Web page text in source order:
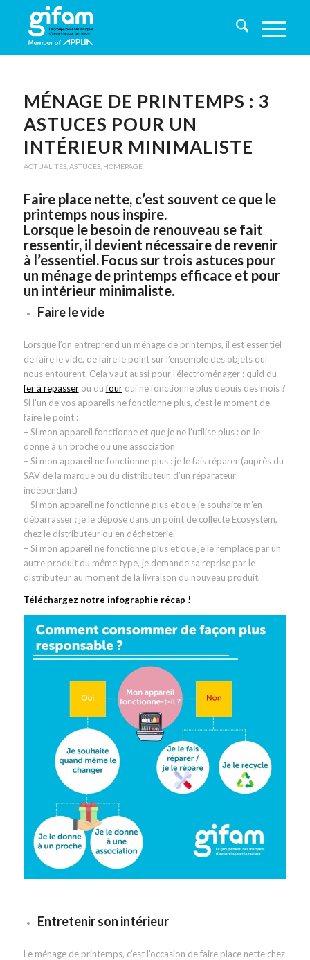
MÉNAGE DE PRINTEMPS : 3
ASTUCES POUR UN
INTÉRIEUR MINIMALISTE
ACTUALITÉS, ASTUCES, HOMEPAGE
Faire place nette, c’est souvent ce que le
printemps nous inspire.
Lorsque le besoin de renouveau se fait
ressentir, il devient nécessaire de revenir
à l’essentiel. Focus sur trois astuces pour
un ménage de printemps efficace et pour
un intérieur minimaliste.
Faire le vide
Lorsque l’on entreprend un ménage de printemps, il est essentiel
de faire le vide, de faire le point sur l’ensemble des objets qui
nous entourent. Cela vaut aussi pour l’électroménager : quid du
fer à repasserou dufourqui ne fonctionne plus depuis des mois ?
Si l’un de vos appareils ne fonctionne plus, c’est le moment de
faire le point :
– Si mon appareil fonctionne et que je ne l’utilise plus : on le
donne à un proche ou une association
– Si mon appareil ne fonctionne plus : je le fais réparer (auprès du
SAV de la marque ou du distributeur, d’un réparateur
indépendant)
– Si mon appareil ne fonctionne plus et que je souhaite m’en
débarrasser : je le dépose dans un point de collecte Ecosystem,
chez le distributeur ou en déchetterie.
– Si mon appareil ne fonctionne plus et que je le remplace par un
autre produit du même type, je demande sa reprise par le
distributeur au moment de la livraison du nouveau produit.
Téléchargez notre infographie récap !
Entretenir son intérieur
Le ménage de printemps, c’est l’occasion de faire place nette chez